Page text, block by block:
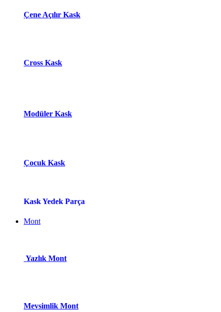
Çene Açılır Kask
Cross Kask
Modüle​r Ka​s​k
Çocuk Kask
Kask Yedek Parça
Mont
Yazlık Mont
Mevsimlik Mont